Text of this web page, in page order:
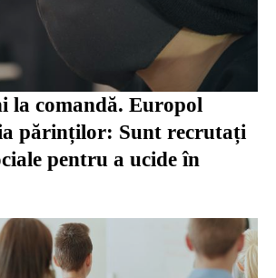
la comandă. Europol
părinților: Sunt recrutați
pentru a ucide în